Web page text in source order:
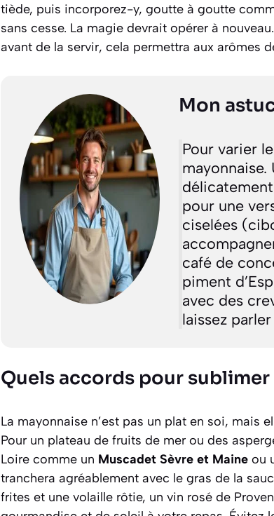
tiède, puis incorporez-y, goutte à goutte
sans cesse. La magie devrait opérer à
avant de la servir, cela permettra aux arômes
Mon
Pour varier
pour une
ciselées
café de
piment
avec des
laissez
Quels accords pour
La mayonnaise n’est pas un plat en soi, mais
Pour un plateau de fruits de mer ou des
Loire comme un Muscadet Sèvre et Maine ou
tranchera agréablement avec le gras de la
frites et une volaille rôtie, un vin rosé de